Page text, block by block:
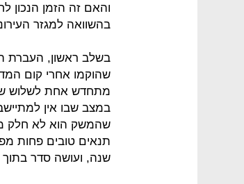
והאם זה הזמן הנכון
בהשוואה למגזר
בשלב ראשון, העברת
שהוקמו אחרי קום
מתחדש אחת לשלוש
במצב שבו אין
שהמשק הוא לא חלק
שנה, ועושה סדר בתוך